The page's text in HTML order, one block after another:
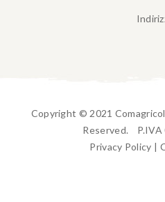
Copyright © 2021
Reserved. P.IVA
Privacy Policy |